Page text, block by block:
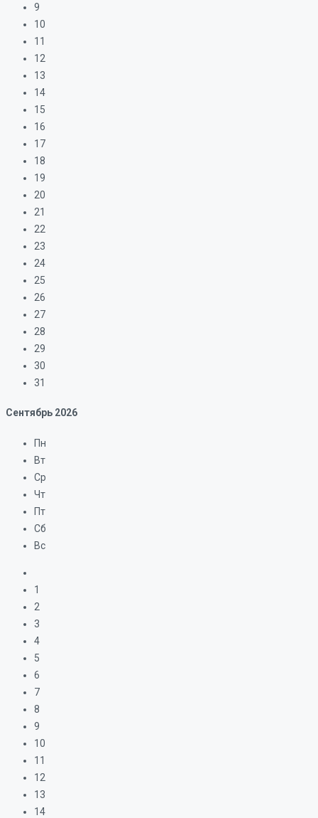
9
10
11
12
13
14
15
16
17
18
19
20
21
22
23
24
25
26
27
28
29
30
31
Сентябрь 2026
Пн
Вт
Ср
Чт
Пт
Сб
Вс
1
2
3
4
5
6
7
8
9
10
11
12
13
14